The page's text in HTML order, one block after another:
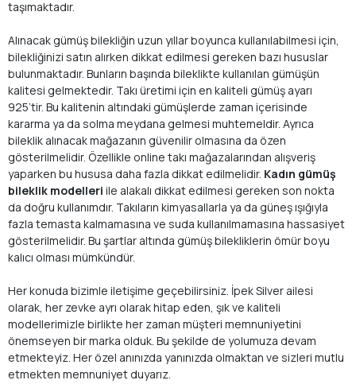
taşımaktadır.
Alınacak gümüş bilekliğin uzun yıllar boyunca kullanılabilmesi için,
bilekliğinizi satın alırken dikkat edilmesi gereken bazı hususlar
bulunmaktadır. Bunların başında bileklikte kullanılan gümüşün
kalitesi gelmektedir. Takı üretimi için en kaliteli gümüş ayarı
925’tir. Bu kalitenin altındaki gümüşlerde zaman içerisinde
kararma ya da solma meydana gelmesi muhtemeldir. Ayrıca
bileklik alınacak mağazanın güvenilir olmasına da özen
gösterilmelidir. Özellikle online takı mağazalarından alışveriş
yaparken bu hususa daha fazla dikkat edilmelidir. Kadın gümüş
bileklik modelleri ile alakalı dikkat edilmesi gereken son nokta
da doğru kullanımdır. Takıların kimyasallarla ya da güneş ışığıyla
fazla temasta kalmamasına ve suda kullanılmamasına hassasiyet
gösterilmelidir. Bu şartlar altında gümüş bilekliklerin ömür boyu
kalıcı olması mümkündür.
Her konuda bizimle iletişime geçebilirsiniz. İpek Silver ailesi
olarak, her zevke ayrı olarak hitap eden, şık ve kaliteli
modellerimizle birlikte her zaman müşteri memnuniyetini
önemseyen bir marka olduk. Bu şekilde de yolumuza devam
etmekteyiz. Her özel anınızda yanınızda olmaktan ve sizleri mutlu
etmekten memnuniyet duyarız.